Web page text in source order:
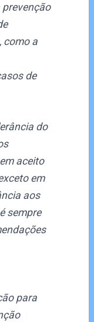
como a
de
do
aceito
em
aos
sempre
para